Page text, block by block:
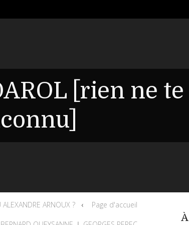
[rien ne te
ARNOUX ? Page d'accueil